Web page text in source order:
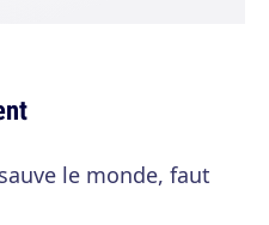
le monde, faut